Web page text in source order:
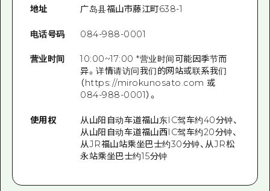
地址 广岛县福山市藤江町638-1
电话号码 084-988-0001
营业时间
10:00~17:00 *营业时间可能因季节而
异。详情请访问我们的网站或联系我们
（https://mirokunosato.com 或
084-988-0001）。
使用权
从山阳自动车道福山东IC驾车约40分钟、
从山阳自动车道福山西IC驾车约20分钟、
从JR福山站乘坐巴士约30分钟、从JR松
永站乘坐巴士约15分钟